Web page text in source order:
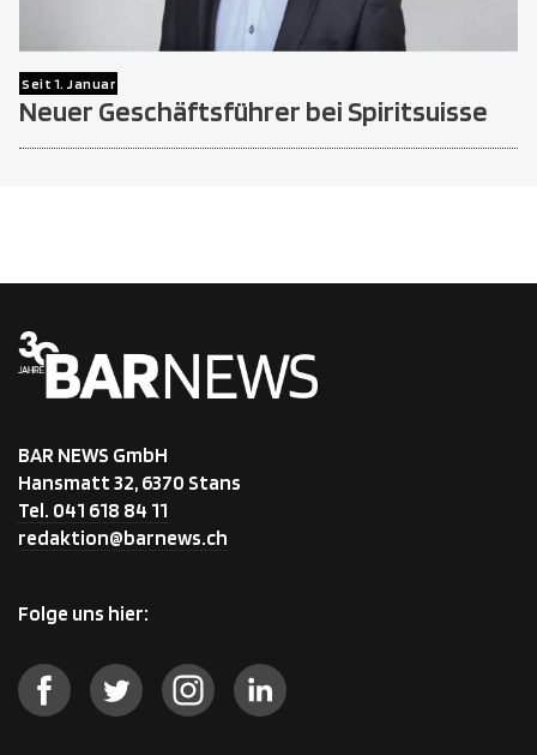
Seit 1. Januar
Neuer Geschäftsführer bei Spiritsuisse
BAR NEWS GmbH
Hansmatt 32, 6370 Stans
Tel. 041 618 84 11
redaktion@barnews.ch
Folge uns hier: